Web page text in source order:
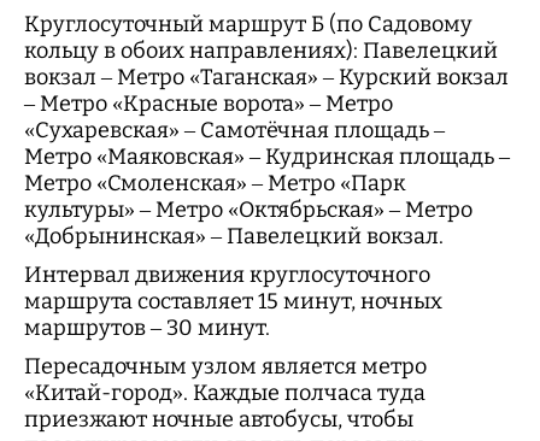
Круглосуточный маршрут Б (по Садовому
кольцу в обоих направлениях): Павелецкий
вокзал – Метро «Таганская» – Курский вокзал
– Метро «Красные ворота» – Метро
«Сухаревская» – Самотёчная площадь –
Метро «Маяковская» – Кудринская площадь –
Метро «Смоленская» – Метро «Парк
культуры» – Метро «Октябрьская» – Метро
«Добрынинская» – Павелецкий вокзал.
Интервал движения круглосуточного
маршрута составляет 15 минут, ночных
маршрутов – 30 минут.
Пересадочным узлом является метро
«Китай-город». Каждые полчаса туда
приезжают ночные автобусы, чтобы